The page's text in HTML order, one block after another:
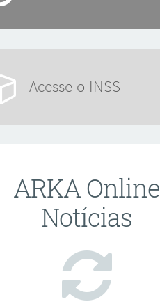
Acesse o INSS
ARKA Online
Notícias